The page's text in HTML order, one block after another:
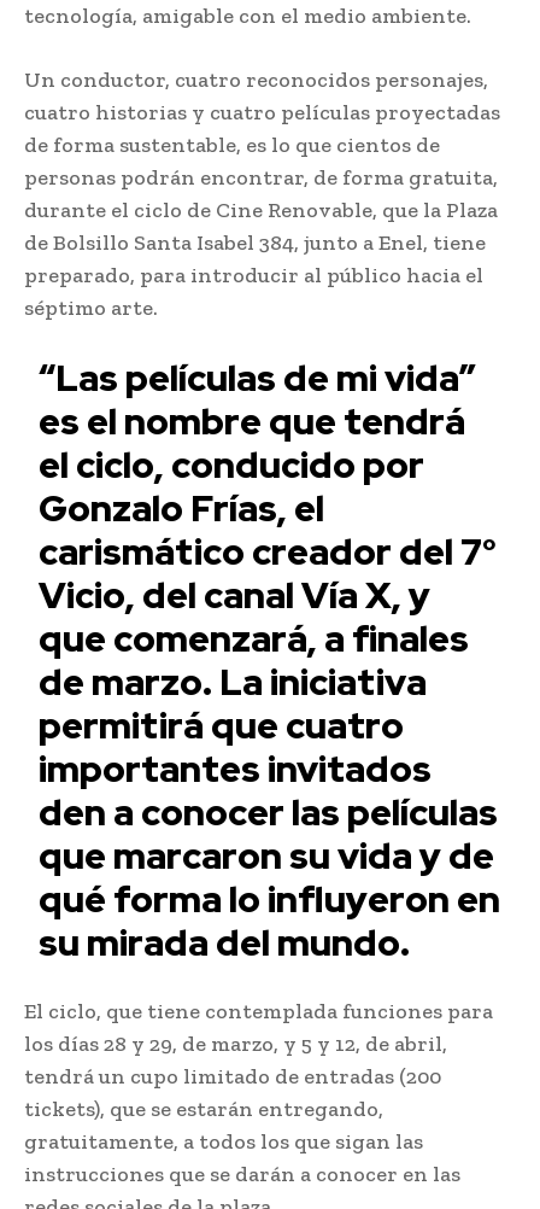
tecnología, amigable con el medio ambiente.
Un conductor, cuatro reconocidos personajes,
cuatro historias y cuatro películas proyectadas
de forma sustentable, es lo que cientos de
personas podrán encontrar, de forma gratuita,
durante el ciclo de Cine Renovable, que la Plaza
de Bolsillo Santa Isabel 384, junto a Enel, tiene
preparado, para introducir al público hacia el
séptimo arte.
“Las películas de mi vida”
es el nombre que tendrá
el ciclo, conducido por
Gonzalo Frías, el
carismático creador del 7°
Vicio, del canal Vía X, y
que comenzará, a finales
de marzo. La iniciativa
permitirá que cuatro
importantes invitados
den a conocer las películas
que marcaron su vida y de
qué forma lo influyeron en
su mirada del mundo.
El ciclo, que tiene contemplada funciones para
los días 28 y 29, de marzo, y 5 y 12, de abril,
tendrá un cupo limitado de entradas (200
tickets), que se estarán entregando,
gratuitamente, a todos los que sigan las
instrucciones que se darán a conocer en las